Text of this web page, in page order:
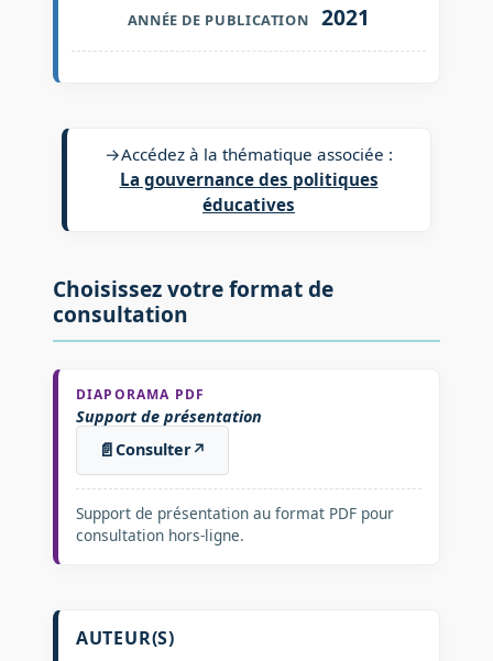
ANNÉE DE PUBLICATION 2021
→Accédez à la thématique associée :
La gouvernance des politiques
éducatives
Choisissez votre format de
consultation
DIAPORAMA PDF
Support de présentation
📄Consulter↗
Support de présentation au format PDF pour
consultation hors-ligne.
AUTEUR(S)